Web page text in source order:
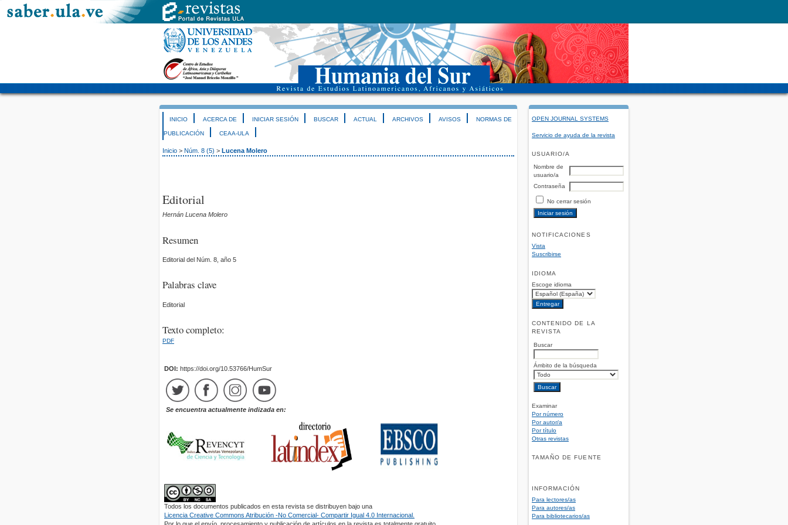
OPEN JOURNAL SYSTEMS
Servicio de ayuda de la revista
USUARIO/A
Nombre de
usuario/a
Contraseña
No cerrar sesión
NOTIFICACIONES
Vista
Suscribirse
IDIOMA
Escoge idioma
CONTENIDO DE LA
REVISTA
Buscar
Ámbito de la búsqueda
Examinar
Por número
Por autor/a
Por título
Otras revistas
TAMAÑO DE FUENTE
INFORMACIÓN
Para lectores/as
Para autores/as
Para bibliotecarios/as
INICIO ACERCA DE INICIAR SESIÓN BUSCAR ACTUAL ARCHIVOS AVISOS NORMAS DE
PUBLICACIÓN CEAA-ULA
Inicio > Núm. 8 (5) > Lucena Molero
Editorial
Hernán Lucena Molero
Resumen
Editorial del Núm. 8, año 5
Palabras clave
Editorial
Texto completo:
PDF
DOI: https://doi.org/10.53766/HumSur
Se encuentra actualmente indizada en:
Todos los documentos publicados en esta revista se distribuyen bajo una
Licencia Creative Commons Atribución -No Comercial- Compartir Igual 4.0 Internacional.